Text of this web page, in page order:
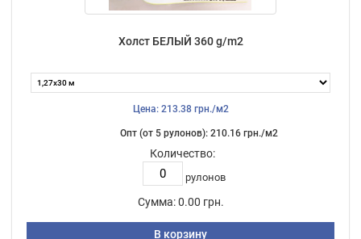
Холст БЕЛЫЙ 360 g/m2
Цена: 213.38 грн./м2
Опт (от 5 рулонов): 210.16 грн./м2
Количество:
рулонов
Сумма: 0.00 грн.
В корзину